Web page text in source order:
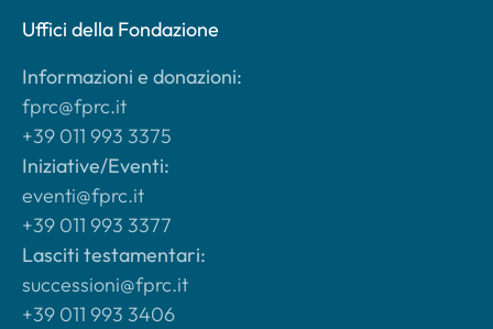
Uffici della Fondazione
Informazioni e donazioni:
fprc@fprc.it
+39 011 993 3375
Iniziative/Eventi:
eventi@fprc.it
+39 011 993 3377
Lasciti testamentari:
successioni@fprc.it
+39 011 993 3406